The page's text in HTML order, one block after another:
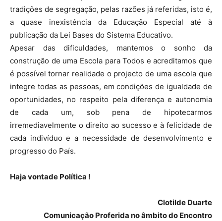
tradições de segregação, pelas razões já referidas, isto é,
a quase inexistência da Educação Especial até à
publicação da Lei Bases do Sistema Educativo.
Apesar das dificuldades, mantemos o sonho da
construção de uma Escola para Todos e acreditamos que
é possível tornar realidade o projecto de uma escola que
integre todas as pessoas, em condições de igualdade de
oportunidades, no respeito pela diferença e autonomia
de cada um, sob pena de hipotecarmos
irremediavelmente o direito ao sucesso e à felicidade de
cada indivíduo e a necessidade de desenvolvimento e
progresso do País.
Haja vontade Política !
Clotilde Duarte
Comunicação Proferida no âmbito do Encontro